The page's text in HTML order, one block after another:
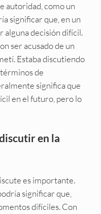
autoridad, como un
significar que, en un
decisión difícil.
ser acusado de un
Estaba discutiendo
de
significa que
en el futuro, pero lo
en la
es importante.
significar que,
difíciles. Con